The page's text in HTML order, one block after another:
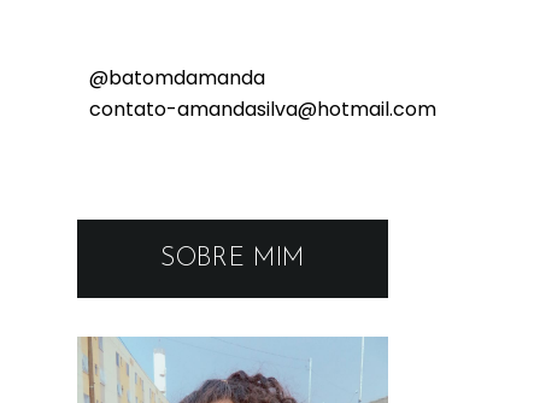
@batomdamanda
contato-amandasilva@hotmail.com
SOBRE MIM